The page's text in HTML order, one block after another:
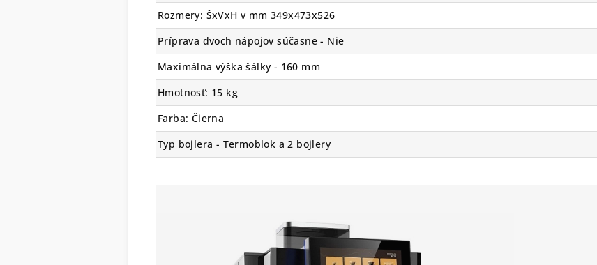
Rozmery: ŠxVxH v mm 349x473x526
Príprava dvoch nápojov súčasne - Nie
Maximálna výška šálky - 160 mm
Hmotnosť: 15 kg
Farba: Čierna
Typ bojlera - Termoblok a 2 bojlery